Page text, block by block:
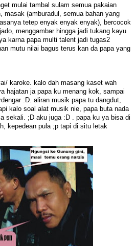
mulai tambal sulam semua pakaian
masak (amburadul, semua bahan yang
tetep enyak enyak enyak), bercocok
menggambar hingga jadi tukang kayu
karna papa multi talent jadi tugas2
mutu nilai bagus terus kan da papa yang
karoke. kalo dah masang kaset wah
hajatan ja papa ku menang kok, sampai
:D. aliran musik papa tu dangdut,
kalo soal alat musik nie, papa buta nada
sekali. ;D aku juga :D . papa ku ya bisa di
kepedean pula ;p tapi di situ letak